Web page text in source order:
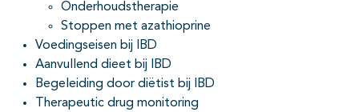
Onderhoudstherapie
Stoppen met azathioprine
Voedingseisen bij IBD
Aanvullend dieet bij IBD
Begeleiding door diëtist bij IBD
Therapeutic drug monitoring